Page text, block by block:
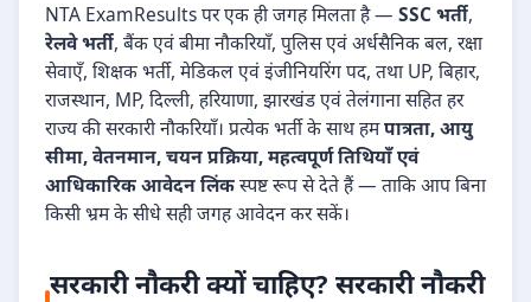
NTA ExamResults पर एक ही जगह मिलता है — SSC भर्ती,
रेलवे भर्ती, बैंक एवं बीमा नौकरियाँ, पुलिस एवं अर्धसैनिक बल, रक्षा
सेवाएँ, शिक्षक भर्ती, मेडिकल एवं इंजीनियरिंग पद, तथा UP, बिहार,
राजस्थान, MP, दिल्ली, हरियाणा, झारखंड एवं तेलंगाना सहित हर
राज्य की सरकारी नौकरियाँ। प्रत्येक भर्ती के साथ हमपात्रता, आयु
सीमा, वेतनमान, चयन प्रक्रिया, महत्वपूर्ण तिथियाँ एवं
आधिकारिक आवेदन लिंकस्पष्ट रूप से देते हैं — ताकि आप बिना
किसी भ्रम के सीधे सही जगह आवेदन कर सकें।
सरकारी नौकरी क्यों चाहिए? सरकारी नौकरी